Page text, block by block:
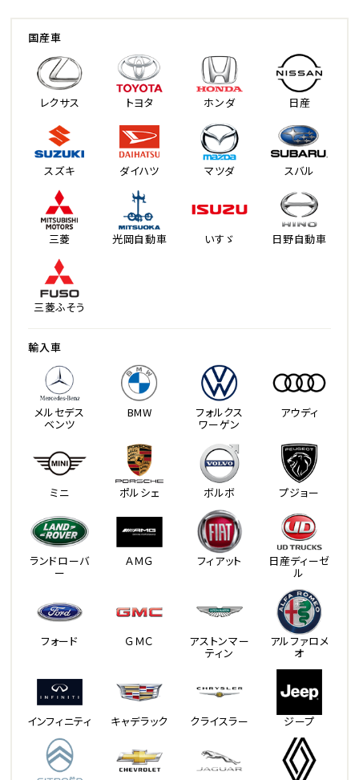
国産車
レクサス トヨタ ホンダ 日産
スズキ ダイハツ マツダ スバル
三菱 光岡自動車 いすゞ 日野自動車
三菱ふそう
輸入車
メルセデス
ベンツ
BMW フォルクス
ワーゲン
アウディ
ミニ ポルシェ ボルボ プジョー
ランドローバ
ー
ＡＭＧ フィアット 日産ディーゼ
ル
フォード ＧＭＣ アストンマー
ティン
アルファロメ
オ
インフィニティ キャデラック クライスラー ジープ